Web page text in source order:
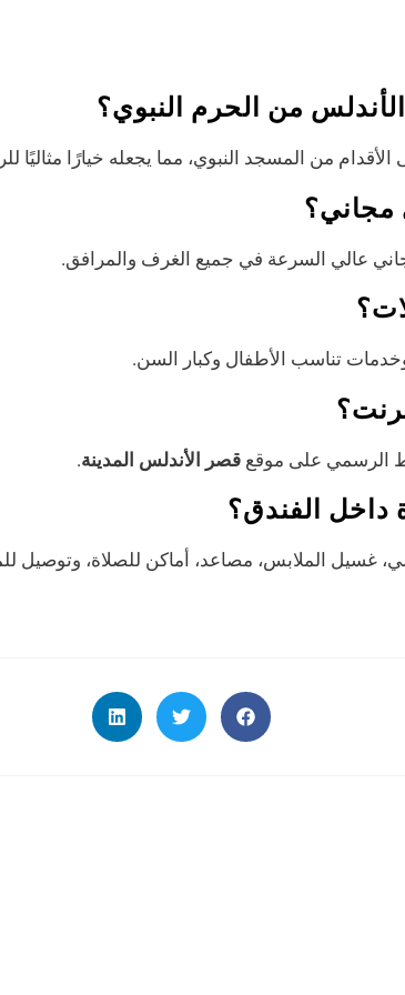
من الحرم النبوي؟
من المسجد النبوي، مما يجعله خيارًا مثاليًا
مجاني؟
عالي السرعة في جميع الغرف والمرافق.
تناسب الأطفال وكبار السن.
الرسمي على موقع قصر الأندلس المدينة.
داخل الفندق؟
غسيل الملابس، مصاعد، أماكن للصلاة، وتوصيل